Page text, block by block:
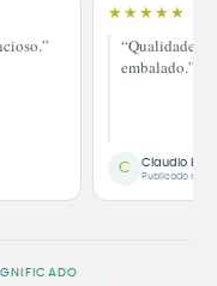
★★★★★
“Qualidade
embalado.”
C Claudio
Publicado no